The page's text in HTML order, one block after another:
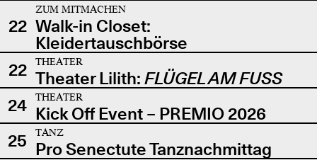
22
ZUM MITMACHEN
Walk-in Closet:
Kleidertauschbörse
22
THEATER
Theater Lilith: FLÜGEL AM FUSS
24
THEATER
Kick Off Event – PREMIO 2026
25
TANZ
Pro Senectute Tanznachmittag